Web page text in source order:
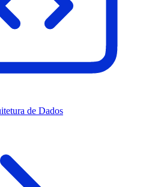
de Dados